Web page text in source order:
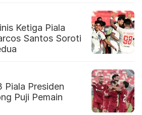
Ketiga Piala
Santos Soroti
Piala Presiden
Puji Pemain